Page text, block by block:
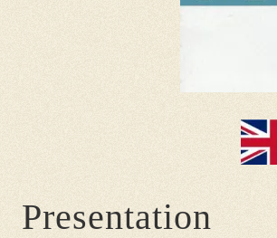
Presentation